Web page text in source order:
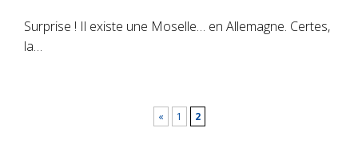
Surprise ! Il existe une Moselle… en Allemagne. Certes,
la…
« 1 2